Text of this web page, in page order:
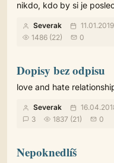
nikdo, kdo by si je
Severak 11.01.2019
1486 (22)
0
Dopisy bez odpisu
love and hate
Severak
3
1837 (21) 0
Nepoknedlíš